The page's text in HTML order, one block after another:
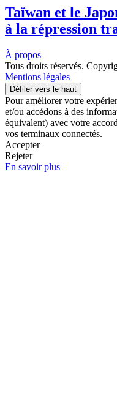
Taïwan et le
à la répression
À propos
Tous droits réservés.
Mentions légales
Défiler vers le haut
Pour améliorer votre
et/ou accédons à des
équivalent) avec votre
vos terminaux connectés.
Accepter
Rejeter
En savoir plus